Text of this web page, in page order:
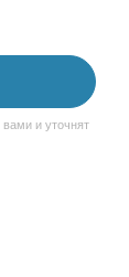
и уточнят